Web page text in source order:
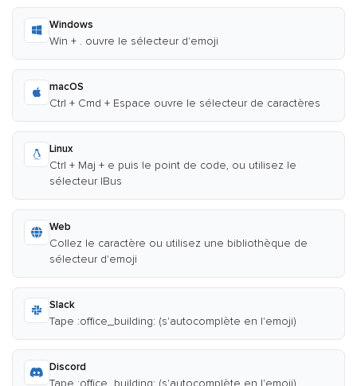
Windows
Win + . ouvre le sélecteur d'emoji
macOS
Ctrl + Cmd + Espace ouvre le sélecteur de caractères
Linux
Ctrl + Maj + e puis le point de code, ou utilisez le
sélecteur IBus
Web
Collez le caractère ou utilisez une bibliothèque de
sélecteur d'emoji
Slack
Tape :office_building: (s'autocomplète en l'emoji)
Discord
Tape :office_building: (s'autocomplète en l'emoji)